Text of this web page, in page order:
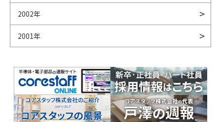
2002年
2001年